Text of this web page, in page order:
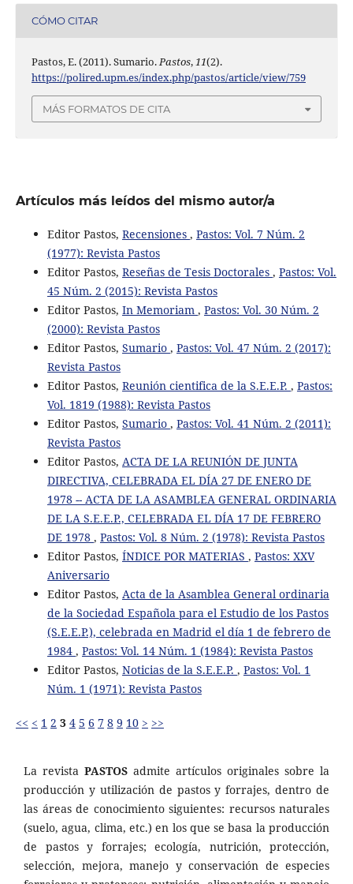
CÓMO CITAR
Pastos, E. (2011). Sumario.Pastos,11(2).
https://polired.upm.es/index.php/pastos/article/view/759
MÁS FORMATOS DE CITA
Artículos más leídos del mismo autor/a
Editor Pastos, Recensiones , Pastos: Vol. 7 Núm. 2
(1977): Revista Pastos
Editor Pastos, Reseñas de Tesis Doctorales , Pastos: Vol.
45 Núm. 2 (2015): Revista Pastos
Editor Pastos, In Memoriam , Pastos: Vol. 30 Núm. 2
(2000): Revista Pastos
Editor Pastos, Sumario , Pastos: Vol. 47 Núm. 2 (2017):
Revista Pastos
Editor Pastos, Reunión cientifica de la S.E.E.P. , Pastos:
Vol. 1819 (1988): Revista Pastos
Editor Pastos, Sumario , Pastos: Vol. 41 Núm. 2 (2011):
Revista Pastos
Editor Pastos, ACTA DE LA REUNIÓN DE JUNTA
DIRECTIVA, CELEBRADA EL DÍA 27 DE ENERO DE
1978 -- ACTA DE LA ASAMBLEA GENERAL ORDINARIA
DE LA S.E.E.P., CELEBRADA EL DÍA 17 DE FEBRERO
DE 1978 , Pastos: Vol. 8 Núm. 2 (1978): Revista Pastos
Editor Pastos, ÍNDICE POR MATERIAS , Pastos: XXV
Aniversario
Editor Pastos, Acta de la Asamblea General ordinaria
de la Sociedad Española para el Estudio de los Pastos
(S.E.E.P.), celebrada en Madrid el día 1 de febrero de
1984 , Pastos: Vol. 14 Núm. 1 (1984): Revista Pastos
Editor Pastos, Noticias de la S.E.E.P. , Pastos: Vol. 1
Núm. 1 (1971): Revista Pastos
<< < 1 2 3 4 5 6 7 8 9 10 > >>
La revista PASTOS admite artículos originales sobre la
producción y utilización de pastos y forrajes, dentro de
las áreas de conocimiento siguientes: recursos naturales
(suelo, agua, clima, etc.) en los que se basa la producción
de pastos y forrajes; ecología, nutrición, protección,
selección, mejora, manejo y conservación de especies